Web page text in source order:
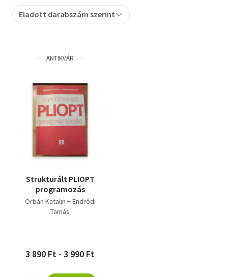
Szakkönyv
Tankönyv, segédkönyv
Társadalomtudomány
Természettudomány
Történelem
Eladott darabszám szerint
ANTIKVÁR
Strukturált PLIOPT
programozás
Orbán Katalin + Endrődi
Tamás
3 890 Ft - 3 990 Ft